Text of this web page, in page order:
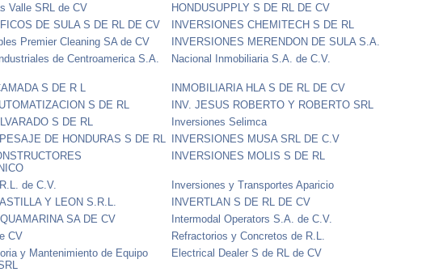
Valle SRL de CV
HONDUSUPPLY S DE RL DE CV
DE SULA S DE RL DE CV
INVERSIONES CHEMITECH S DE RL
Premier Cleaning SA de CV
INVERSIONES MERENDON DE SULA S.A.
de Centroamerica S.A.
Nacional Inmobiliaria S.A. de C.V.
S DE R L
INMOBILIARIA HLA S DE RL DE CV
S DE RL
INV. JESUS ROBERTO Y ROBERTO SRL
S DE RL
Inversiones Selimca
DE HONDURAS S DE RL
INVERSIONES MUSA SRL DE C.V
INVERSIONES MOLIS S DE RL
de C.V.
Inversiones y Transportes Aparicio
Y LEON S.R.L.
INVERTLAN S DE RL DE CV
SA DE CV
Intermodal Operators S.A. de C.V.
CV
Refractorios y Concretos de R.L.
y Mantenimiento de Equipo
Electrical Dealer S de RL de CV